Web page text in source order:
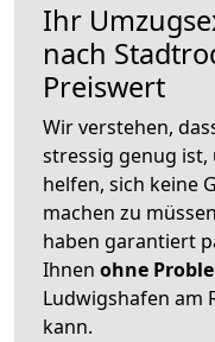
Ihr
nach
Preiswert
Wir verstehen,
stressig genug
helfen, sich keine
machen zu
haben garantiert
Ihnen ohne
Ludwigshafen am
kann.